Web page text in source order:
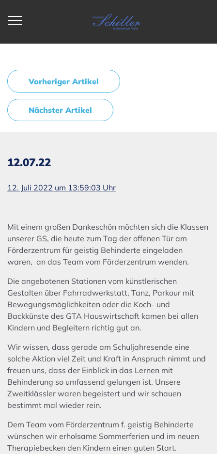
Vorheriger Artikel
Nächster Artikel
12.07.22
12. Juli 2022 um 13:59:03 Uhr
Mit einem großen Dankeschön möchten sich die Klassen
unserer GS, die heute zum Tag der offenen Tür am
Förderzentrum für geistig Behinderte eingeladen
waren, an das Team vom Förderzentrum wenden.
Die angebotenen Stationen vom künstlerischen
Gestalten über Fahrradwerkstatt, Tanz, Parkour mit
Bewegungsmöglichkeiten oder die Koch- und
Backkünste des GTA Hauswirtschaft kamen bei allen
Kindern und Begleitern richtig gut an.
Wir wissen, dass gerade am Schuljahresende eine
solche Aktion viel Zeit und Kraft in Anspruch nimmt und
freuen uns, dass der Einblick in das Lernen mit
Behinderung so umfassend gelungen ist. Unsere
Zweitklässler waren begeistert und wir schauen
bestimmt mal wieder rein.
Dem Team vom Förderzentrum f. geistig Behinderte
wünschen wir erholsame Sommerferien und im neuen
Therapiebecken den Kindern einen guten Start.